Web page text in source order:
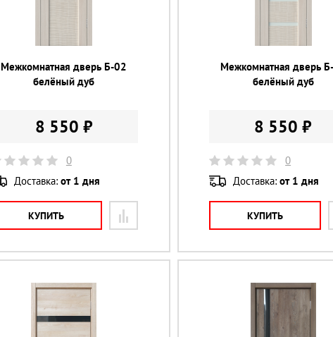
Межкомнатная дверь Б-02
белёный дуб
8 550 ₽
0
Доставка: от 1 дня
КУПИТЬ
Межкомнатная дверь
белёный дуб
8 550 ₽
0
Доставка:от 1 дня
КУПИТЬ